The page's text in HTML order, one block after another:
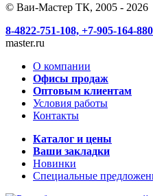
© Ваи-Мастер ТК, 2005 - 2026
8-4822-751-108, +7-905-164-
master.ru
О компании
Офисы продаж
Оптовым клиентам
Условия работы
Контакты
Каталог и цены
Ваши закладки
Новинки
Специальные